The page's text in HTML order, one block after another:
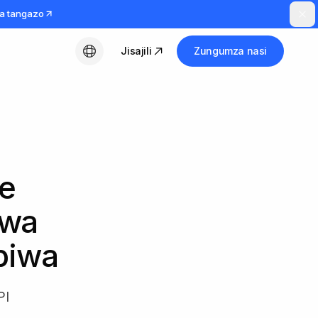
tangazo
Kiswahili
Jisajili Zungumza nasi